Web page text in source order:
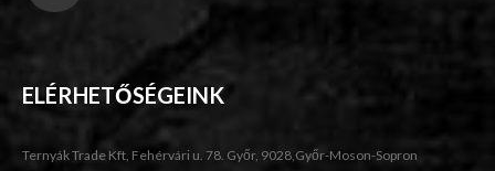
ELÉRHETŐSÉGEINK
Ternyák Trade Kft, Fehérvári u. 78. Győr, 9028,Győr-Moson-Sopron